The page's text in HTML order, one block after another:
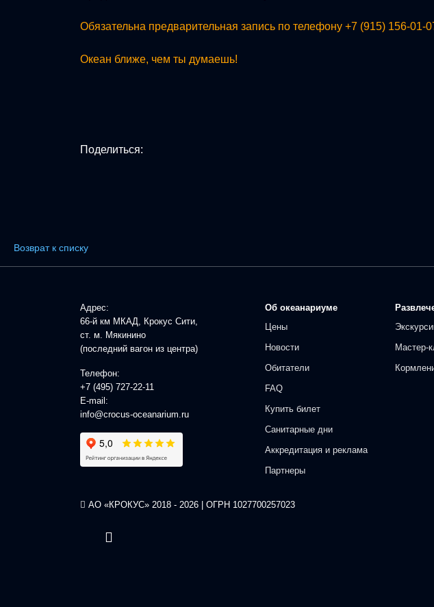
Обязательна предварительная запись по телефону +7 (915) 156-01-
Океан ближе, чем ты думаешь!
Поделиться:
Возврат к списку
Адрес:
66-й км МКАД, Крокус Сити,
ст. м. Мякинино
(последний вагон из центра)
Телефон:
+7 (495) 727-22-11
E-mail:
info@crocus-oceanarium.ru
Об океанариуме
Цены
Новости
Обитатели
FAQ
Купить билет
Санитарные дни
Аккредитация и реклама
Партнеры
Мастер-
АО «КРОКУС» 2018 - 2026 | ОГРН 1027700257023